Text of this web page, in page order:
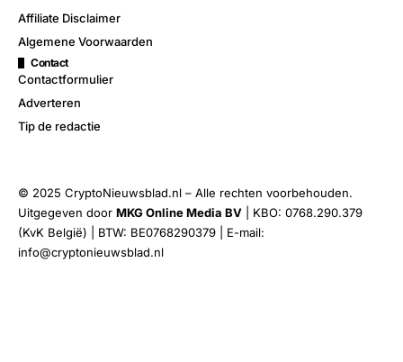
Affiliate Disclaimer
Algemene Voorwaarden
Contact
Contactformulier
Adverteren
Tip de redactie
© 2025 CryptoNieuwsblad.nl – Alle rechten voorbehouden.
Uitgegeven door MKG Online Media BV | KBO: 0768.290.379
(KvK België) | BTW: BE0768290379 | E-mail:
info@cryptonieuwsblad.nl